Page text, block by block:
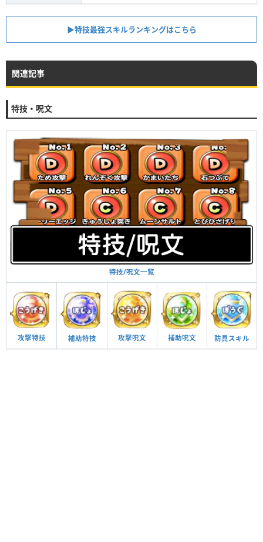
▶︎特技最強スキルランキングはこちら
関連記事
特技・呪文
特技/呪文一覧
攻撃特技 補助特技 攻撃呪文 補助呪文 防具スキル